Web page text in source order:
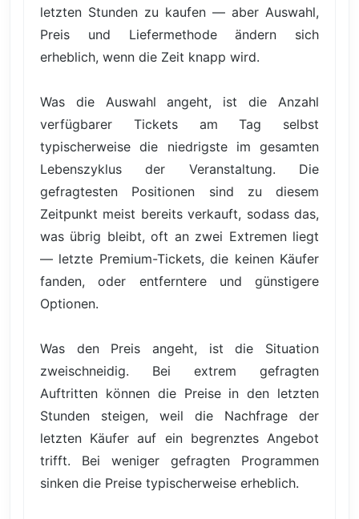
letzten Stunden zu kaufen — aber Auswahl,
Preis und Liefermethode ändern sich
erheblich, wenn die Zeit knapp wird.
Was die Auswahl angeht, ist die Anzahl
verfügbarer Tickets am Tag selbst
typischerweise die niedrigste im gesamten
Lebenszyklus der Veranstaltung. Die
gefragtesten Positionen sind zu diesem
Zeitpunkt meist bereits verkauft, sodass das,
was übrig bleibt, oft an zwei Extremen liegt
— letzte Premium-Tickets, die keinen Käufer
fanden, oder entferntere und günstigere
Optionen.
Was den Preis angeht, ist die Situation
zweischneidig. Bei extrem gefragten
Auftritten können die Preise in den letzten
Stunden steigen, weil die Nachfrage der
letzten Käufer auf ein begrenztes Angebot
trifft. Bei weniger gefragten Programmen
sinken die Preise typischerweise erheblich.